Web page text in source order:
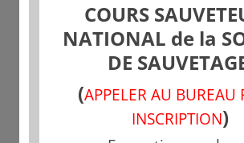
COURS
NATIONAL de la
DE
(APPELER AU BUREAU
INSCRIPTION)